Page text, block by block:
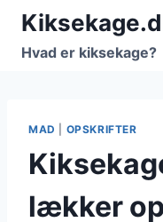
Fortsæt
indhold
Hvad er kiksekage?
MAD OPSKRIFTER
lækker